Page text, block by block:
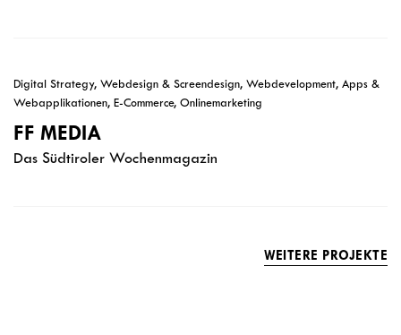
Digital Strategy, Webdesign & Screendesign, Webdevelopment, Apps &
Webapplikationen, E-Commerce, Onlinemarketing
FF MEDIA
Das Südtiroler Wochenmagazin
WEITERE PROJEKTE